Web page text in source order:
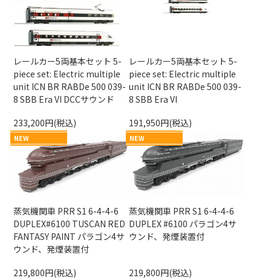
レールカー5両基本セット 5-
piece set: Electric multiple
unit ICN BR RABDe 500 039-
8 SBB Era VI DCCサウンド
233,200円(税込)
レールカー5両基本セット 5-
piece set: Electric multiple
unit ICN BR RABDe 500 039-
8 SBB Era VI
191,950円(税込)
NEW
蒸気機関車 PRR S1 6-4-4-6
DUPLEX#6100 TUSCAN RED
FANTASY PAINT パラゴン4サ
ウンド、発煙装置付
219,800円(税込)
NEW
蒸気機関車 PRR S1 6-4-4-6
DUPLEX #6100 パラゴン4サ
ウンド、発煙装置付
219,800円(税込)